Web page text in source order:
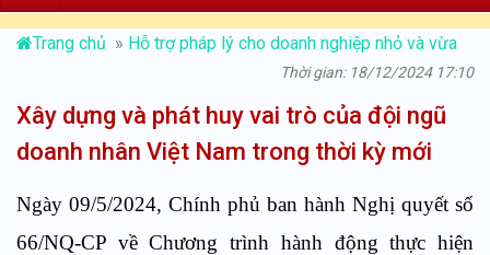
Trang chủ » Hỗ trợ pháp lý cho doanh nghiệp nhỏ và vừa
Thời gian: 18/12/2024 17:10
Xây dựng và phát huy vai trò của đội ngũ
doanh nhân Việt Nam trong thời kỳ mới
Ngày 09/5/2024, Chính phủ ban hành Nghị quyết số
66/NQ-CP về Chương trình hành động thực hiện